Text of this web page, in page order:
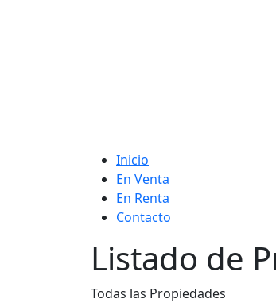
Inicio
En Venta
En Renta
Contacto
Listado de
Todas las Propiedades